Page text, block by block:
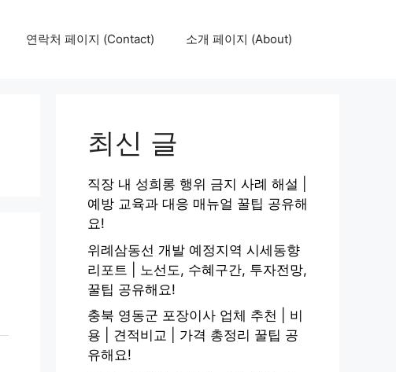
연락처 페이지 (Contact) 소개 페이지 (About)
최신 글
직장 내 성희롱 행위 금지 사례 해설 |
예방 교육과 대응 매뉴얼 꿀팁 공유해
요!
위례삼동선 개발 예정지역 시세동향
리포트 | 노선도, 수혜구간, 투자전망,
꿀팁 공유해요!
충북 영동군 포장이사 업체 추천 | 비
용 | 견적비교 | 가격 총정리 꿀팁 공
유해요!